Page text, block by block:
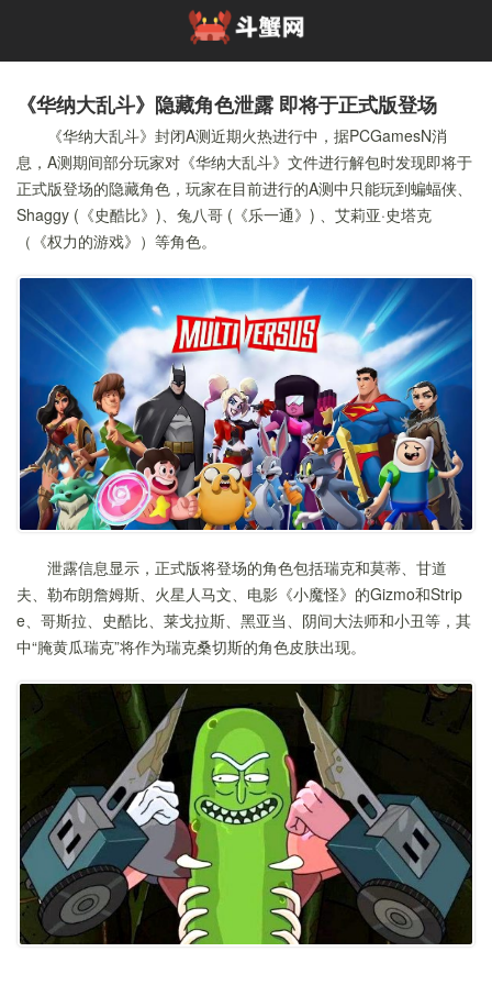
《华纳大乱斗》隐藏角色泄露 即将于正式版登场
《华纳大乱斗》封闭A测近期火热进行中，据PCGamesN消
息，A测期间部分玩家对《华纳大乱斗》文件进行解包时发现即将于
正式版登场的隐藏角色，玩家在目前进行的A测中只能玩到蝙蝠侠、
Shaggy (《史酷比》)、兔八哥 (《乐一通》) 、艾莉亚·史塔克
（《权力的游戏》）等角色。
泄露信息显示，正式版将登场的角色包括瑞克和莫蒂、甘道
夫、勒布朗詹姆斯、火星人马文、电影《小魔怪》的Gizmo和Strip
e、哥斯拉、史酷比、莱戈拉斯、黑亚当、阴间大法师和小丑等，其
中“腌黄瓜瑞克”将作为瑞克桑切斯的角色皮肤出现。